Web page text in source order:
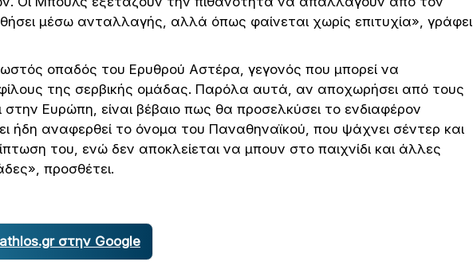
μέσω ανταλλαγής, αλλά όπως φαίνεται χωρίς επιτυχία», γράφει
οπαδός του Ερυθρού Αστέρα, γεγονός που μπορεί να
φίλους της σερβικής ομάδας. Παρόλα αυτά, αν αποχωρήσει από τους
στην Ευρώπη, είναι βέβαιο πως θα προσελκύσει το ενδιαφέρον
ήδη αναφερθεί το όνομα του Παναθηναϊκού, που ψάχνει σέντερ και
του, ενώ δεν αποκλείεται να μπουν στο παιχνίδι και άλλες
προσθέτει.
στην Google